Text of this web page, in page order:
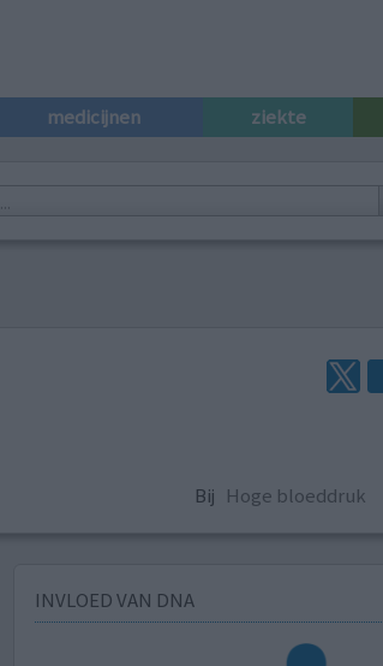
medicijnen ziekte
Bij Hoge bloeddruk
INVLOED VAN DNA